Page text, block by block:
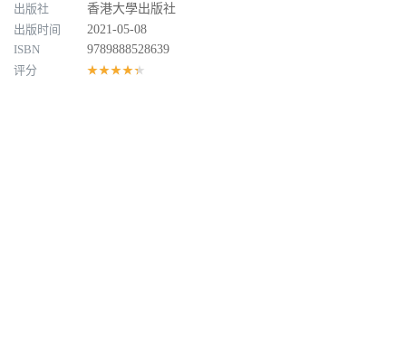
出版社
香港大學出版社
出版时间
2021-05-08
ISBN
9789888528639
评分
★★★★★